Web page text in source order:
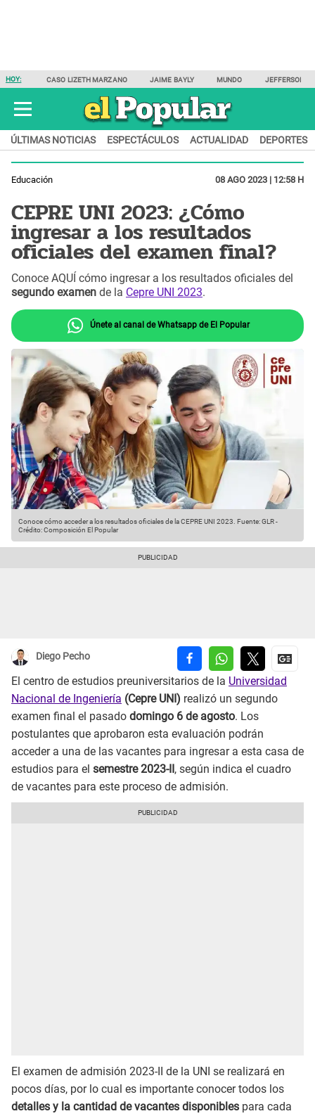
HOY: CASO LIZETH MARZANO JAIME BAYLY MUNDO JEFFERSON
ÚLTIMAS NOTICIAS ESPECTÁCULOS ACTUALIDAD DEPORTES
Educación 08 AGO 2023 | 12:58 H
CEPRE UNI 2023: ¿Cómo
ingresar a los resultados
oficiales del examen final?
Conoce AQUÍ cómo ingresar a los resultados oficiales del
segundo examen de la Cepre UNI 2023.
Únete al canal de Whatsapp de El Popular
Conoce cómo acceder a los resultados oficiales de la CEPRE UNI 2023. Fuente: GLR-
Crédito: Composición El Popular
Diego Pecho
El centro de estudios preuniversitarios de la Universidad
Nacional de Ingeniería (Cepre UNI) realizó un segundo
examen final el pasado domingo 6 de agosto. Los
postulantes que aprobaron esta evaluación podrán
acceder a una de las vacantes para ingresar a esta casa de
estudios para el semestre 2023-II , según indica el cuadro
de vacantes para este proceso de admisión.
El examen de admisión 2023-II de la UNI se realizará en
pocos días, por lo cual es importante conocer todos los
detalles y la cantidad de vacantes disponibles para cada